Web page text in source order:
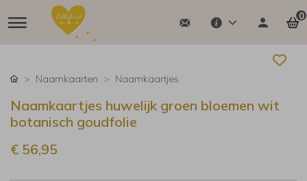
0
Naamkaarten Naamkaartjes
Naamkaartjes huwelijk groen bloemen wit
botanisch goudfolie
€ 56,95